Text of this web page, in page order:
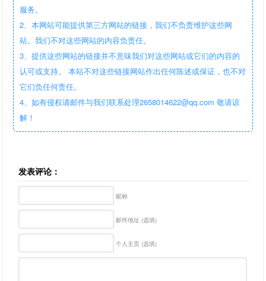
服务。
2、本网站可能提供第三方网站的链接，我们不负责维护这些网
站。我们不对这些网站的内容负责任。
3、提供这些网站的链接并不意味我们对这些网站或它们的内容的
认可或支持。 本站不对这些链接网站作出任何陈述或保证，也不对
它们负任何责任。
4、如有侵权请邮件与我们联系处理2658014622@qq.com 敬请谅
解！
发表评论：
昵称
邮件地址 (选填)
个人主页 (选填)